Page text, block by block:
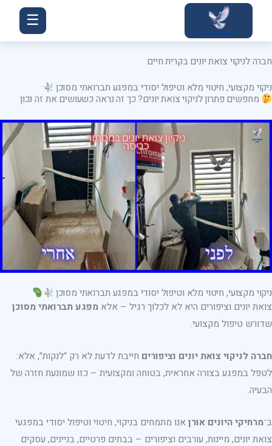
☰
חברה לניקוי צואת יונים בקרית חיים
ניקוי מקצועי, חיטוי מלא וטיפול יסודי במפגע תברואתי מסוכן
מחפשים פתרון לניקוי צואת יונים? כך זה נראה כשעושים את זה נכון
ניקוי מקצועי, חיטוי מלא וטיפול יסודי במפגע תברואתי מסוכן
צואת יונים וציפורים היא לא לכלוך רגיל – אלא מפגע תברואתי מסוכן
שדורש טיפול מקצועי.
חברה לניקוי צואת יונים וציפורים חייבת לדעת לא רק “לנקות”, אלא:
לטפל במפגע בצורה אחראית, בטוחה ומקצועית – כזו שמונעת חזרה של
הבעיה.
ב־מרחיקי היונים אורןאנו מתמחים בניקוי, חיטוי וטיפול יסודי במפגעי
צואת יונים, מיינות, עורבים וציפורים – בבתים פרטיים, בניינים, עסקים